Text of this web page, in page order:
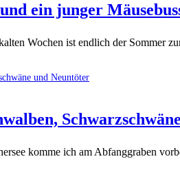
ein junger
Wochen ist endlich der Sommer
komme ich am Abfanggraben